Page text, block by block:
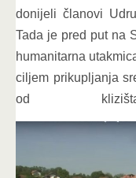
donijeli članovi
Tada je pred put na
humanitarna
ciljem prikupljanja
od